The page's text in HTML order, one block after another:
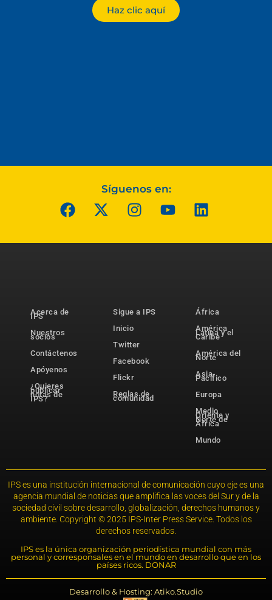
Haz clic aquí
Síguenos en:
Acerca de
IPS
Nuestros
socios
Contáctenos
Apóyenos
¿Quieres
publicar
notas de
IPS?
Sigue a IPS
Inicio
Twitter
Facebook
Flickr
Reglas de
comunidad
África
América
Latina y el
Caribe
América del
Norte
Asia-
Pacífico
Europa
Medio
Oriente y
Norte de
África
Mundo
IPS es una institución internacional de comunicación cuyo eje es una
agencia mundial de noticias que amplifica las voces del Sur y de la
sociedad civil sobre desarrollo, globalización, derechos humanos y
ambiente. Copyright © 2025 IPS-Inter Press Service. Todos los
derechos reservados.
IPS es la única organización periodística mundial con más
personal y corresponsales en el mundo en desarrollo que en los
países ricos. DONAR
Desarrollo & Hosting: Atiko.Studio